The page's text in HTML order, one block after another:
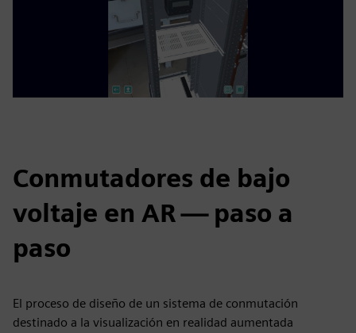
Conmutadores de bajo
voltaje en AR — paso a
paso
El proceso de diseño de un sistema de conmutación
destinado a la visualización en realidad aumentada